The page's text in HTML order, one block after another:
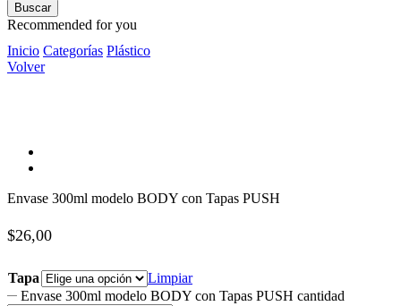
Buscar
Recommended for you
Inicio Categorías Plástico
Volver
Envase 300ml modelo BODY con Tapas PUSH
$26,00
Tapa
Limpiar
Envase 300ml modelo BODY con Tapas PUSH cantidad